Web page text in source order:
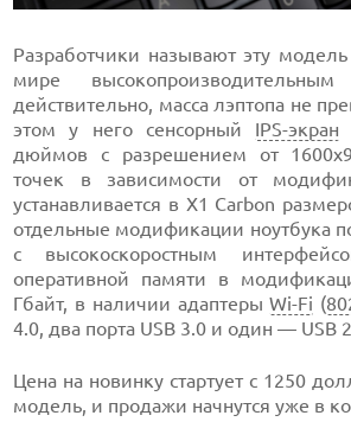
Разработчики называют эту
мире
действительно, масса лэптопа не
этом у него сенсорный IPS-экран
дюймов с разрешением от
точек в зависимости от
устанавливается в X1 Carbon
отдельные модификации ноутбука
с высокоскоростным
оперативной памяти в
Гбайт, в наличии адаптерыWi-Fi (
4.0, два порта USB 3.0 и один — USB
Цена на новинку стартует с 1250
модель, и продажи начнутся уже в